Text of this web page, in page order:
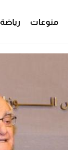
منوعات رياضة